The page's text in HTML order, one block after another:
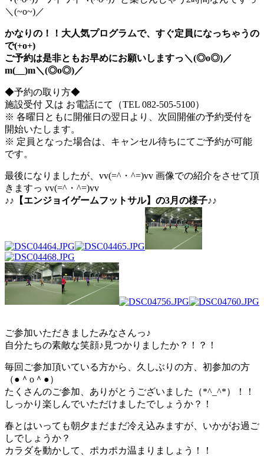
＼(~o~)／
かなりの！！大人気プログラムで、すぐ定員になっちゃうの
で(+o+)
ご予約は是非ともお早めにお願いしますっ＼(◎o◎)／
m(__)m＼(◎o◎)／
◆予約の取り方◆
施設受付 又は お電話にて（TEL 082-505-5100）
※ 各曜日ともに開催日の翌日より、次回開催の予約受付を
開始いたします。
※ 定員となった場合は、キャンセル待ちにてご予約が可能
です。
最後になりましたが、vv(=^・^=)vv 画像での紹介をさせて頂
きますっ vv(=^・^=)vv
♪♪【エンジョイゲームフットサル】の3月の様子♪♪
ご参加いただきましたみなさんっ♪
自分たちの素敵な笑顔♪見つかりましたか？！？！
毎回ご参加頂いている方から、久しぶりの方、初参加の方
（●＾o＾●）
たくさんのご参加、ありがとうございました（*^_^*）！！
しっかり楽しんでいただけましたでしょうか？！
春とはいっても朝夕まだまだ冷え込みますが、いかがお過ご
しでしょうか？
カラダを動かして、ポカポカ温まりましょう！！